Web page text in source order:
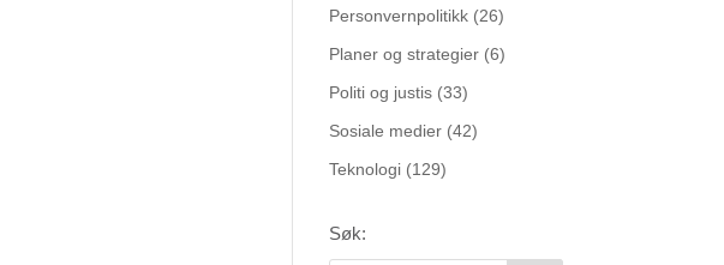
Personvernpolitikk (26)
Planer og strategier (6)
Politi og justis (33)
Sosiale medier (42)
Teknologi (129)
Søk: